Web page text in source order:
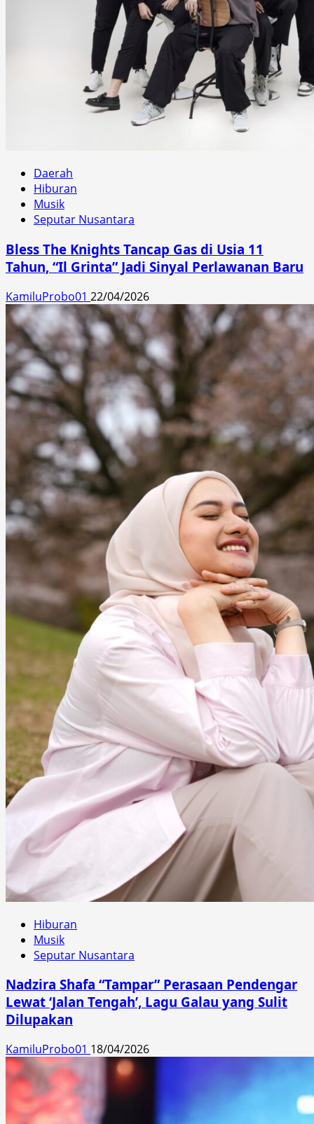
Daerah
Hiburan
Musik
Seputar Nusantara
Bless The Knights Tancap Gas di Usia 11
Tahun, “Il Grinta” Jadi Sinyal Perlawanan Baru
KamiluProbo01 22/04/2026
Hiburan
Musik
Seputar Nusantara
Nadzira Shafa “Tampar” Perasaan Pendengar
Lewat ‘Jalan Tengah’, Lagu Galau yang Sulit
Dilupakan
KamiluProbo01 18/04/2026